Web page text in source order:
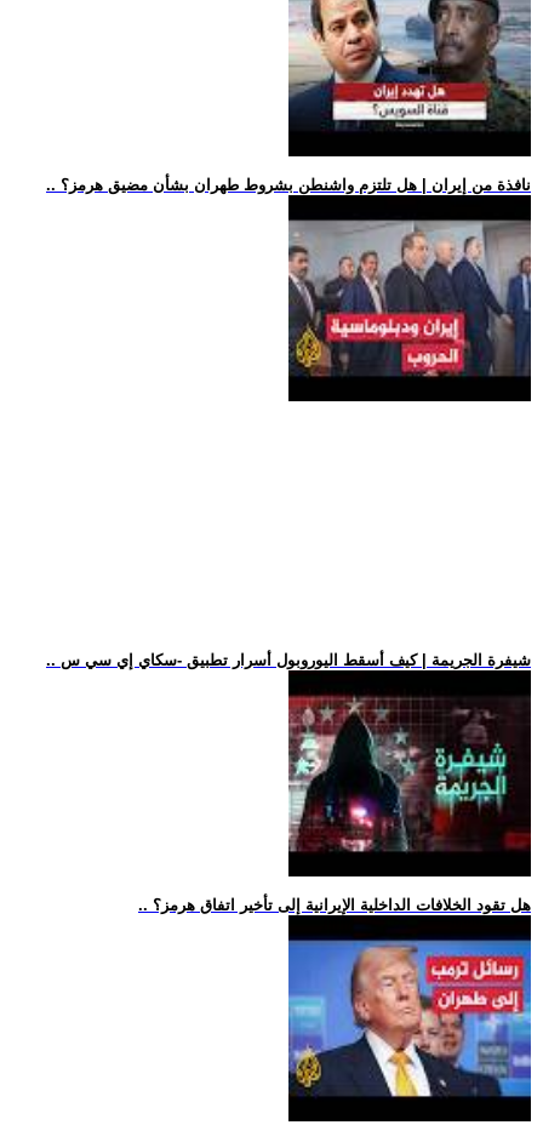
.. نافذة من إيران | هل تلتزم واشنطن بشروط طهران بشأن مضيق هرمز؟
.. شيفرة الجريمة | كيف أسقط اليوروبول أسرار تطبيق -سكاي إي سي س
.. هل تقود الخلافات الداخلية الإيرانية إلى تأخير اتفاق هرمز؟